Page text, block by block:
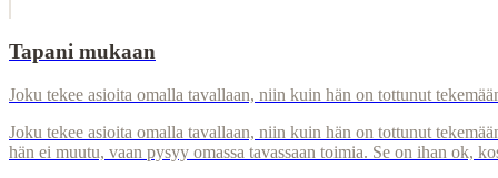
Tapani mukaan
Joku tekee asioita omalla tavallaan, niin kuin hän on tottunut
Joku tekee asioita omalla tavallaan, niin kuin hän on tottunut
hän ei muutu, vaan pysyy omassa tavassaan toimia. Se on ihan ok,